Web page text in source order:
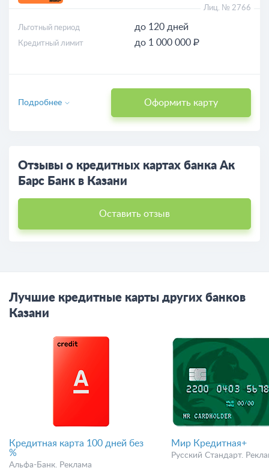
Лиц. № 2766
Льготный период до 120 дней
Кредитный лимит до 1 000 000 ₽
Оформить карту
Подробнее
Отзывы о кредитных картах банка Ак
Барс Банк в Казани
Оставить отзыв
Лучшие кредитные карты других банков
Казани
Кредитная карта 100 дней без
%
Альфа-Банк. Реклама
Мир Кредитная+
Русский Стандарт.